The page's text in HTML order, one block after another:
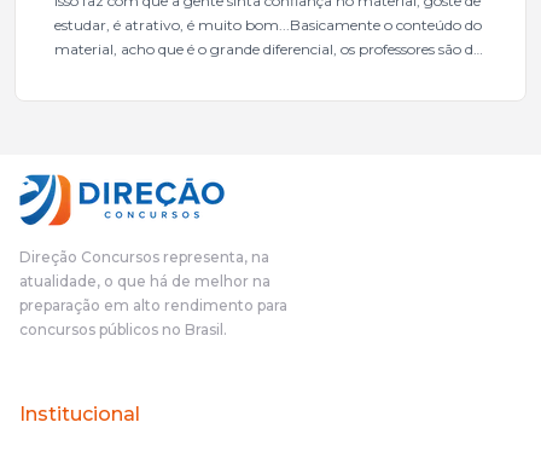
estudar, é atrativo, é muito bom...Basicamente o conteúdo do
material, acho que é o grande diferencial, os professores são de
mais excelentes cargos da administração pública.Eu sempre
fundamental na minha derrota no ano passado para que eu
pudesse enxergar o que eu errei e corrigir minha rota.E além
das aulas vocês(Direção Concursos), que fizeram um
o aluno, além de ter que estudar, ele tem que perder tempo
fazendo um cronograma, num pós- edital é muito
complicado, é uma avalanche de informação, então vocês
terem feito isso é muito bacana, porque quando eu me sentia
no volume de matérias.
Direção Concursos representa, na
atualidade, o que há de melhor na
preparação em alto rendimento para
concursos públicos no Brasil.
Institucional